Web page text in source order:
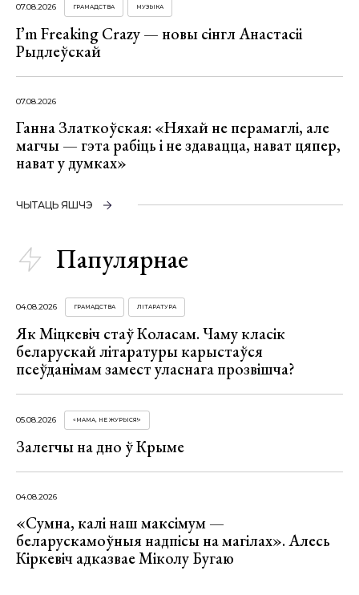
07.08.2026 ГРАМАДСТВА МУЗЫКА
I’m Freaking Crazy — новы сінгл Анастасіі
Рыдлеўскай
07.08.2026
Ганна Златкоўская: «Няхай не перамаглі, але
магчы — гэта рабіць і не здавацца, нават цяпер,
нават у думках»
ЧЫТАЦЬ ЯШЧЭ
Папулярнае
04.08.2026 ГРАМАДСТВА ЛІТАРАТУРА
Як Міцкевіч стаў Коласам. Чаму класік
беларускай літаратуры карыстаўся
псеўданімам замест уласнага прозвішча?
05.08.2026 «МАМА, НЕ ЖУРЫСЯ!»
Залегчы на дно ў Крыме
04.08.2026
«Сумна, калі наш максімум —
беларускамоўныя надпісы на магілах». Алесь
Кіркевіч адказвае Міколу Бугаю